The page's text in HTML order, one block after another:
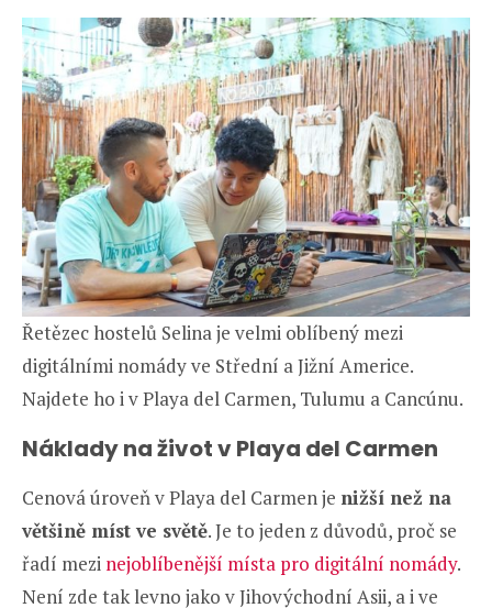
Řetězec hostelů Selina je velmi oblíbený mezi
digitálními nomády ve Střední a Jižní Americe.
Najdete ho i v Playa del Carmen, Tulumu a Cancúnu.
Náklady na život v Playa del Carmen
Cenová úroveň v Playa del Carmen je nižší než na
většině míst ve světě. Je to jeden z důvodů, proč se
řadí mezi nejoblíbenější místa pro digitální nomády.
Není zde tak levno jako v Jihovýchodní Asii, a i ve